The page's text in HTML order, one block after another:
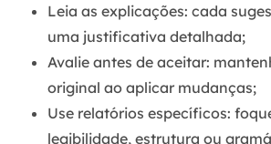
Leia as explicações: cada
uma justificativa detalhada;
Avalie antes de aceitar:
original ao aplicar mudanças;
Use relatórios específicos:
legibilidade, estrutura ou